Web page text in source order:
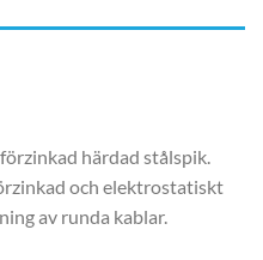
härdad stålspik.
och elektrostatiskt
av runda kablar.